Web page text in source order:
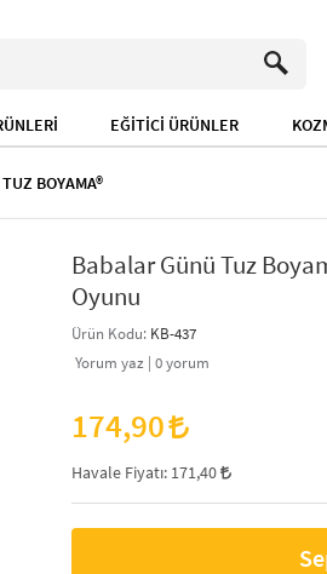
EĞİTİCİ ÜRÜNLER
TUZ BOYAMA®
Babalar Günü Tuz
Oyunu
Ürün Kodu: KB-437
Yorum yaz | 0yorum
174,90
Havale Fiyatı: 171,40